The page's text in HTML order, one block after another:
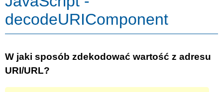
decodeURIComponent
W jaki sposób zdekodować wartość z adresu
URI/URL?